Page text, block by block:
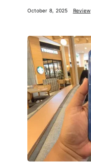
October 8, 2025 Review